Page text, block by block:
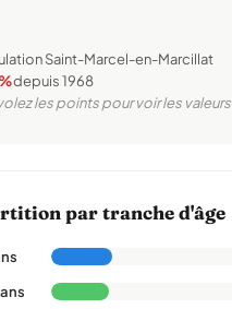
Saint-Marcel-en-Marcillat
depuis 1968
les points pour voir les valeurs
par tranche d'âge